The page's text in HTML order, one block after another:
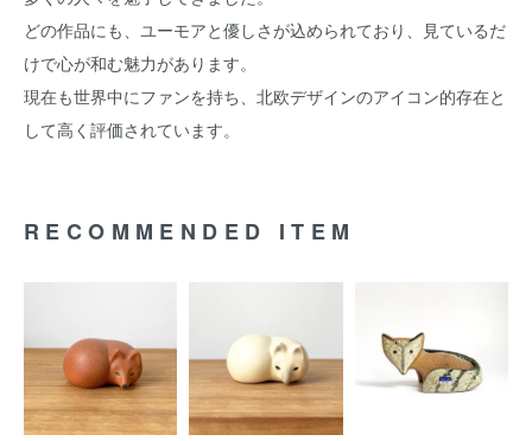
どの作品にも、ユーモアと優しさが込められており、見ているだ
けで心が和む魅力があります。
現在も世界中にファンを持ち、北欧デザインのアイコン的存在と
して高く評価されています。
RECOMMENDED ITEM